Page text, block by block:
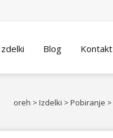
Blog Kontakt
oreh > Izdelki > Pobiranje >